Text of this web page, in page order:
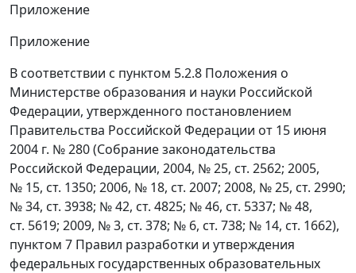
Приложение
Приложение
В соответствии с пунктом 5.2.8 Положения о
Министерстве образования и науки Российской
Федерации, утвержденного постановлением
Правительства Российской Федерации от 15 июня
2004 г. № 280 (Собрание законодательства
Российской Федерации, 2004, № 25, ст. 2562; 2005,
№ 15, ст. 1350; 2006, № 18, ст. 2007; 2008, № 25, ст. 2990;
№ 34, ст. 3938; № 42, ст. 4825; № 46, ст. 5337; № 48,
ст. 5619; 2009, № 3, ст. 378; № 6, ст. 738; № 14, ст. 1662),
пунктом 7 Правил разработки и утверждения
федеральных государственных образовательных